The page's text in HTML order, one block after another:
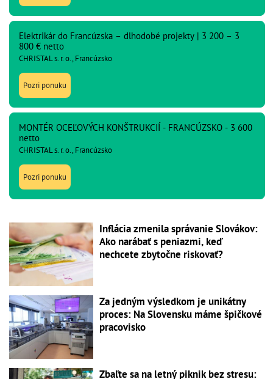
Elektrikár do Francúzska – dlhodobé projekty | 3 200 – 3
800 € netto
CHRISTAL s. r. o., Francúzsko
Pozri ponuku
MONTÉR OCEĽOVÝCH KONŠTRUKCIÍ - FRANCÚZSKO - 3 600
netto
CHRISTAL s. r. o., Francúzsko
Pozri ponuku
Inflácia zmenila správanie Slovákov:
Ako narábať s peniazmi, keď
nechcete zbytočne riskovať?
Za jedným výsledkom je unikátny
proces: Na Slovensku máme špičkové
pracovisko
Zbaľte sa na letný piknik bez stresu: